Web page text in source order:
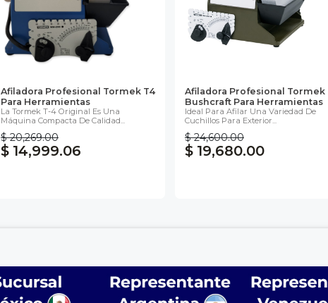
Afiladora Profesional Tormek T4
Para Herramientas
La Tormek T-4 Original Es Una
Máquina Compacta De Calidad...
$ 20,269.00
$ 14,999.06
Afiladora Profesional Tormek
Bushcraft Para Herramientas
Ideal Para Afilar Una Variedad De
Cuchillos Para Exterior...
$ 24,600.00
$ 19,680.00